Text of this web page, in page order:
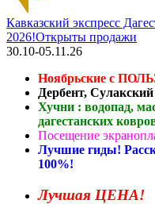
Кавказский экспресс
2026!Открыты продажи
30.10-05.11.26
Ноябрьские с
Дербент,
Хучни : водопад,
дагестанских
Посещение
Лучшие гиды!
100%!
Лучшая ЦЕНА!